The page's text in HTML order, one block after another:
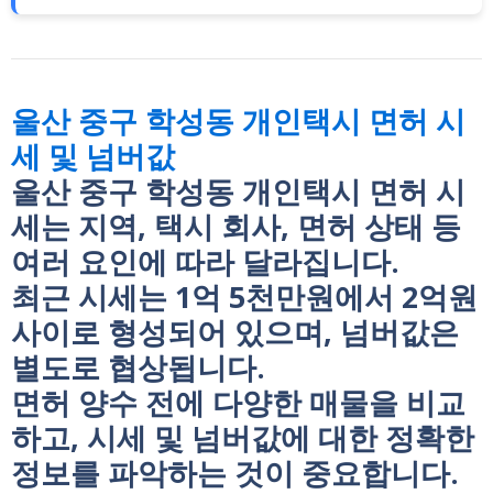
울산 중구 학성동 개인택시 면허 시
세 및 넘버값
울산 중구 학성동 개인택시 면허 시
세는 지역, 택시 회사, 면허 상태 등
여러 요인에 따라 달라집니다.
최근 시세는 1억 5천만원에서 2억원
사이로 형성되어 있으며, 넘버값은
별도로 협상됩니다.
면허 양수 전에 다양한 매물을 비교
하고, 시세 및 넘버값에 대한 정확한
정보를 파악하는 것이 중요합니다.